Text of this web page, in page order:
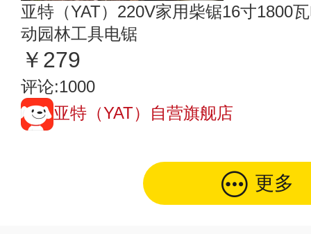
亚特（YAT）220V家用柴锯16寸1800
动园林工具电锯
￥279
评论:1000
亚特（YAT）自营旗舰店
更多